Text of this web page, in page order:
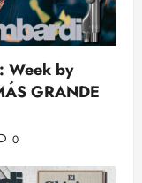
Week by
GRANDE
0